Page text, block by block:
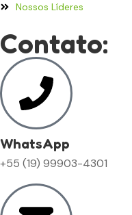
Nossos Líderes
Contato:
WhatsApp
+55 (19) 99903-4301